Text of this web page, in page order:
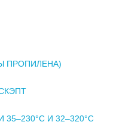
ПРОПИЛЕНА)
И 32–320°С